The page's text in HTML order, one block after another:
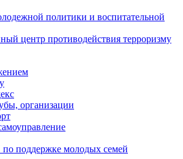
политики и воспитательной
центр противодействия терроризму
организации
поддержке молодых семей